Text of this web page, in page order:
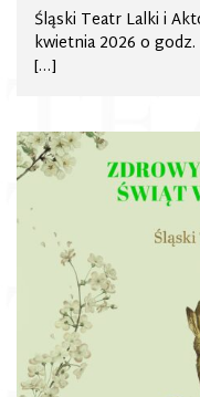
Śląski Teatr Lalki i
kwietnia 2026 o
[…]